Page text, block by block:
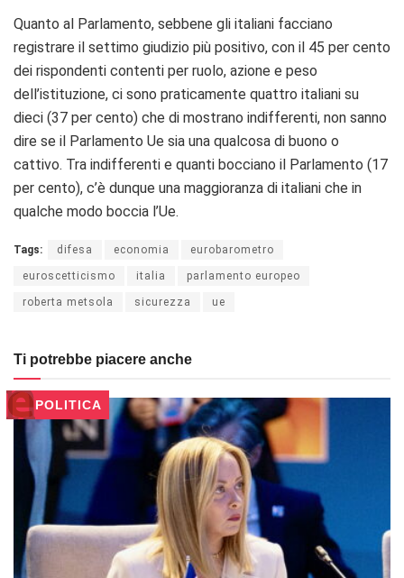
Quanto al Parlamento, sebbene gli italiani facciano
registrare il settimo giudizio più positivo, con il 45 per cento
dei rispondenti contenti per ruolo, azione e peso
dell’istituzione, ci sono praticamente quattro italiani su
dieci (37 per cento) che di mostrano indifferenti, non sanno
dire se il Parlamento Ue sia una qualcosa di buono o
cattivo. Tra indifferenti e quanti bocciano il Parlamento (17
per cento), c’è dunque una maggioranza di italiani che in
qualche modo boccia l’Ue.
Tags: difesa economia eurobarometro
euroscetticismo italia parlamento europeo
roberta metsola sicurezza ue
Ti potrebbe piacere anche
POLITICA